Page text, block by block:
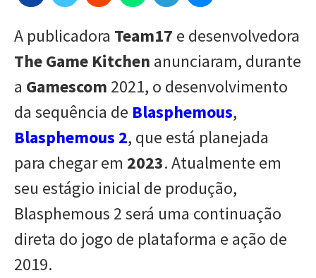
A publicadora Team17 e desenvolvedora
The Game Kitchen anunciaram, durante
a Gamescom 2021, o desenvolvimento
da sequência de Blasphemous,
Blasphemous 2, que está planejada
para chegar em 2023. Atualmente em
seu estágio inicial de produção,
Blasphemous 2 será uma continuação
direta do jogo de plataforma e ação de
2019.